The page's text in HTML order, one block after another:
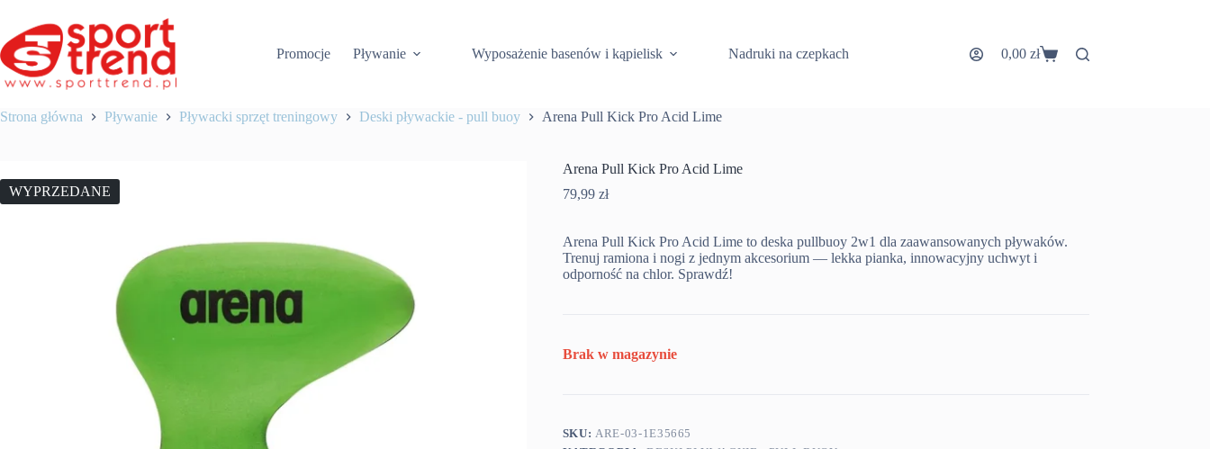
treści
Promocje
Pływanie Wyposażenie basenów i kąpielisk Nadruki na czepkach Koszyk
0,00 zł
Strona główna Pływanie Pływacki sprzęt treningowy Deski pływackie - pull buoy Arena Pull Kick Pro Acid Lime
WYPRZEDANE
Arena Pull Kick Pro Acid Lime
79,99 zł
Arena Pull Kick Pro Acid Lime to deska pullbuoy 2w1 dla zaawansowanych pływaków.
Trenuj ramiona i nogi z jednym akcesorium — lekka pianka, innowacyjny uchwyt i
odporność na chlor. Sprawdź!
Brak w magazynie
SKU:ARE-03-1E35665